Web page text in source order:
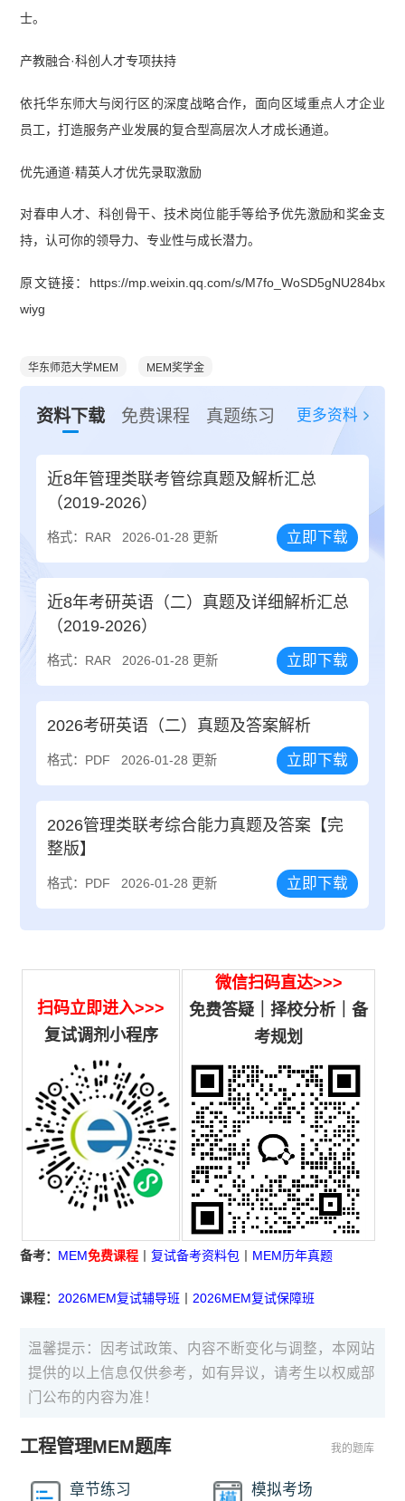
士。
产教融合·科创人才专项扶持
依托华东师大与闵行区的深度战略合作，面向区域重点人才企业
员工，打造服务产业发展的复合型高层次人才成长通道。
优先通道·精英人才优先录取激励
对春申人才、科创骨干、技术岗位能手等给予优先激励和奖金支
持，认可你的领导力、专业性与成长潜力。
原文链接：https://mp.weixin.qq.com/s/M7fo_WoSD5gNU284bx
wiyg
华东师范大学MEM MEM奖学金
资料下载 免费课程 真题练习 更多资料
近8年管理类联考管综真题及解析汇总
（2019-2026）
格式：RAR 2026-01-28 更新 立即下载
近8年考研英语（二）真题及详细解析汇总
（2019-2026）
格式：RAR 2026-01-28 更新 立即下载
2026考研英语（二）真题及答案解析
格式：PDF 2026-01-28 更新 立即下载
2026管理类联考综合能力真题及答案【完
整版】
格式：PDF 2026-01-28 更新 立即下载
扫码立即进入>>>
复试调剂小程序
微信扫码直达>>>
免费答疑｜择校分析｜备
考规划
备考： MEM免费课程 丨复试备考资料包 MEM历年真题
课程：2026MEM复试辅导班 丨2026MEM复试保障班
温馨提示：因考试政策、内容不断变化与调整，本网站
提供的以上信息仅供参考，如有异议，请考生以权威部
门公布的内容为准！
工程管理MEM题库 我的题库
章节练习 模拟考场